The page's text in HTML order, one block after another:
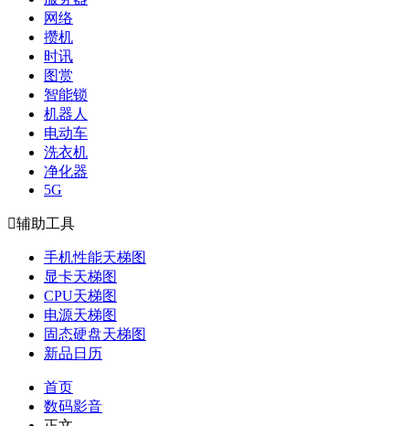
网络
攒机
时讯
图赏
智能锁
机器人
电动车
洗衣机
净化器
5G
辅助工具
手机性能天梯图
显卡天梯图
CPU天梯图
电源天梯图
固态硬盘天梯图
新品日历
首页
数码影音